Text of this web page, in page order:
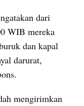
dari
WIB mereka
dan kapal
darurat,
mengirimkan